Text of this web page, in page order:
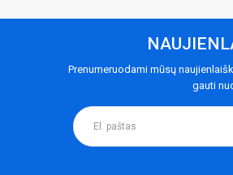
Prenumeruodami mūsų
gauti